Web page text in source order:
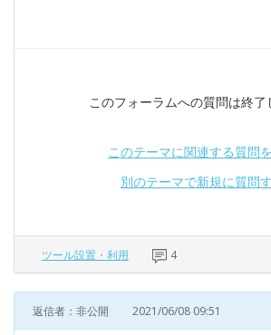
このフォーラムへの質問は終了
このテーマに関連する質問
別のテーマで新規に質問
ツール設置・利用 4
返信者：非公開 2021/06/08 09:51